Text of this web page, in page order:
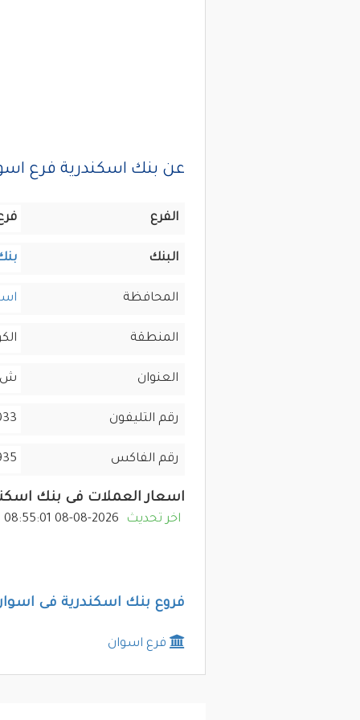
عن بنك اسكندرية فرع
الفرع
البنك
المحافظة
المنطقة
العنوان ش
رقم التليفون 2317-656
رقم الفاكس
اسعار العملات فى بنك
اخر تحديث 2026-08-08 08:55:01
فروع بنك اسكندرية فى
فرع اسوان